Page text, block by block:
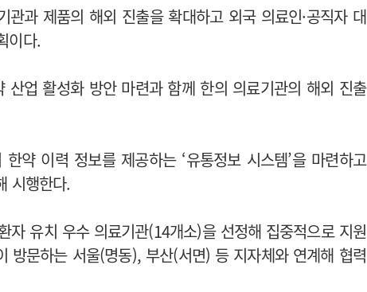
과 제품의 해외 진출을 확대하고 외국 의료인·공직자 대
이다.
산업 활성화 방안 마련과 함께 한의 의료기관의 해외 진출
약 이력 정보를 제공하는 ‘유통정보 시스템’을 마련하고
시행한다.
자 유치 우수 의료기관(14개소)을 선정해 집중적으로 지원
방문하는 서울(명동), 부산(서면) 등 지자체와 연계해 협력